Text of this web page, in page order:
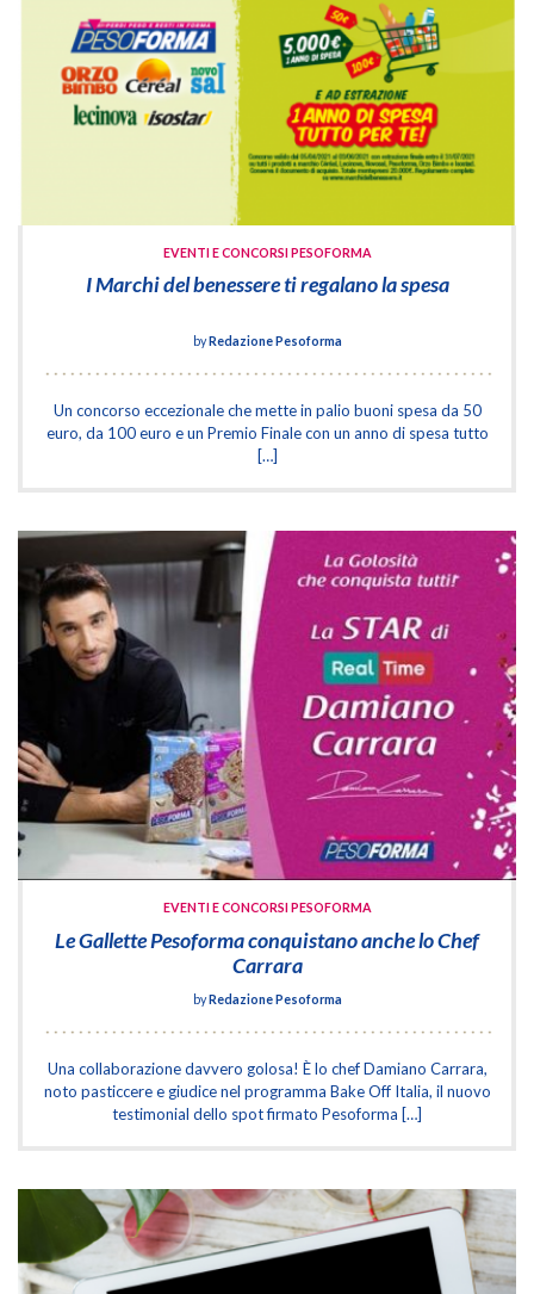
EVENTI E CONCORSI PESOFORMA
I Marchi del benessere ti regalano la spesa
byRedazione Pesoforma
Un concorso eccezionale che mette in palio buoni spesa da 50
euro, da 100 euro e un Premio Finale con un anno di spesa tutto
[…]
EVENTI E CONCORSI PESOFORMA
Le Gallette Pesoforma conquistano anche lo Chef
Carrara
byRedazione Pesoforma
Una collaborazione davvero golosa! È lo chef Damiano Carrara,
noto pasticcere e giudice nel programma Bake Off Italia, il nuovo
testimonial dello spot firmato Pesoforma […]